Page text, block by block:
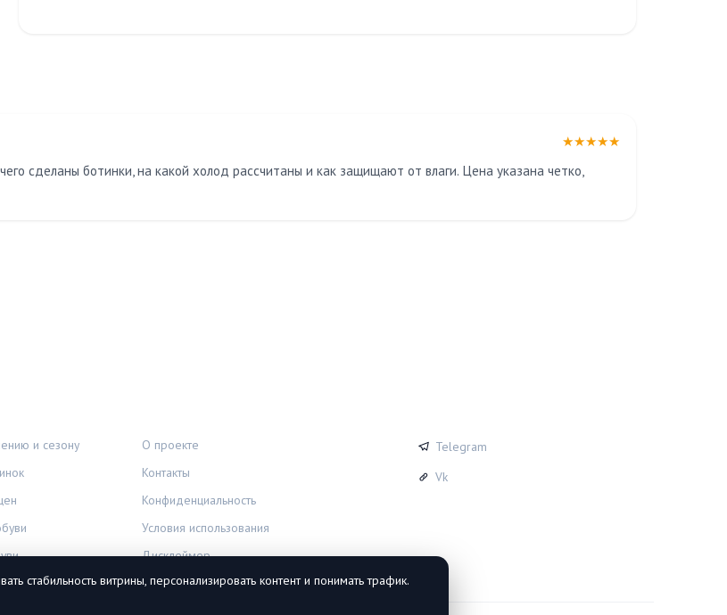
★★★★★
сделаны ботинки, на какой холод рассчитаны и как защищают от влаги. Цена указана четко,
и сезону
О проекте
Контакты
Конфиденциальность
Условия использования
Дисклеймер
Telegram
Vk
стабильность витрины, персонализировать контент и понимать трафик.